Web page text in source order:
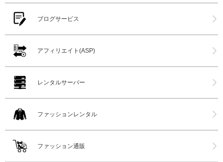
ブログサービス
アフィリエイト(ASP)
レンタルサーバー
ファッションレンタル
ファッション通販